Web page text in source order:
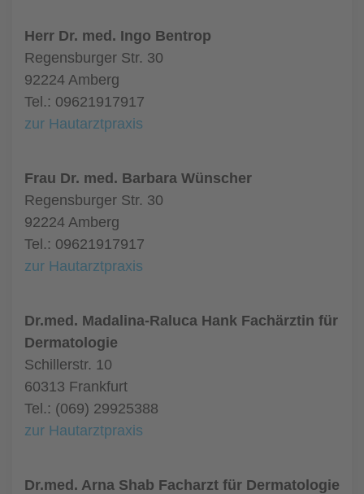
Herr Dr. med. Ingo Bentrop
Regensburger Str. 30
92224 Amberg
Tel.: 09621917917
zur Hautarztpraxis
Frau Dr. med. Barbara Wünscher
Regensburger Str. 30
92224 Amberg
Tel.: 09621917917
zur Hautarztpraxis
Dr.med. Madalina-Raluca Hank Fachärztin für
Dermatologie
Schillerstr. 10
60313 Frankfurt
Tel.: (069) 29925388
zur Hautarztpraxis
Dr.med. Arna Shab Facharzt für Dermatologie